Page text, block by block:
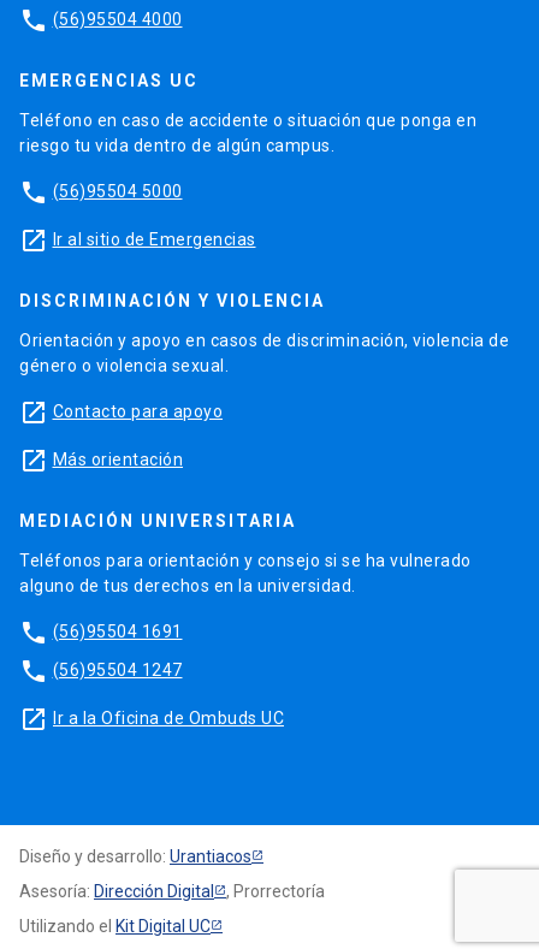
phone (56)95504 4000
EMERGENCIAS UC
Teléfono en caso de accidente o situación que ponga en
riesgo tu vida dentro de algún campus.
phone (56)95504 5000
launch Ir al sitio de Emergencias
DISCRIMINACIÓN Y VIOLENCIA
Orientación y apoyo en casos de discriminación, violencia de
género o violencia sexual.
launch Contacto para apoyo
launch Más orientación
MEDIACIÓN UNIVERSITARIA
Teléfonos para orientación y consejo si se ha vulnerado
alguno de tus derechos en la universidad.
phone (56)95504 1691
phone (56)95504 1247
launch Ir a la Oficina de Ombuds UC
Diseño y desarrollo: Urantiacos
Asesoría: Dirección Digital
, Prorrectoría
Utilizando el Kit Digital UC